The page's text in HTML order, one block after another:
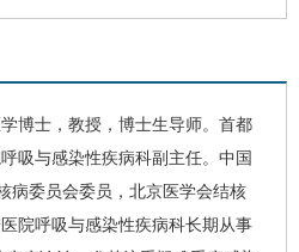
学博士，教授，博士生导师。首都
吸与感染性疾病科副主任。中国
病委员会委员，北京医学会结核
院呼吸与感染性疾病科长期从事